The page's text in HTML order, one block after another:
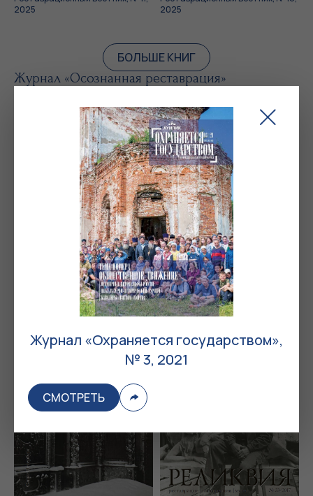
2025
2025
БОЛЬШЕ КНИГ
Журнал «Осознанная реставрация»
Осознанная реставрация, № 1,
Журнал «Реликвия»
Журнал «Охраняется государством»,
№ 3, 2021
СМОТРЕТЬ